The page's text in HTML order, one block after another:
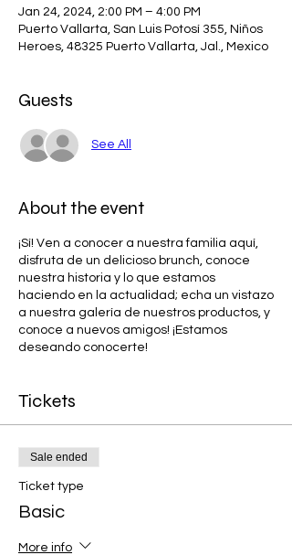
Jan 24, 2024, 2:00 PM – 4:00 PM
Puerto Vallarta, San Luis Potosí 355, Niños
Heroes, 48325 Puerto Vallarta, Jal., Mexico
Guests
See All
About the event
¡Sí! Ven a conocer a nuestra familia aquí,
disfruta de un delicioso brunch, conoce
nuestra historia y lo que estamos
haciendo en la actualidad; echa un vistazo
a nuestra galería de nuestros productos, y
conoce a nuevos amigos! ¡Estamos
deseando conocerte!
Tickets
Sale ended
Ticket type
Basic
More info